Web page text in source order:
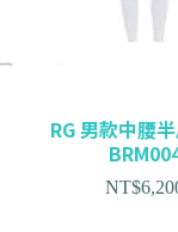
RG 男款中腰
NT$